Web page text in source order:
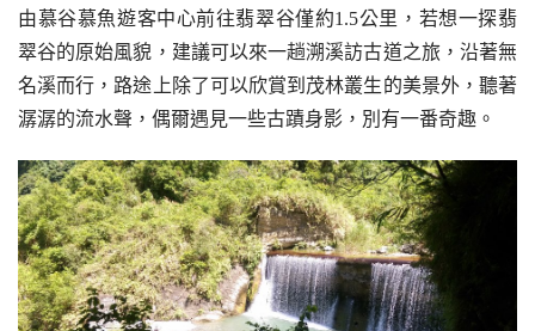
由慕谷慕魚遊客中心前往翡翠谷僅約1.5公里，若想一探翡
翠谷的原始風貌，建議可以來一趟溯溪訪古道之旅，沿著無
名溪而行，路途上除了可以欣賞到茂林叢生的美景外，聽著
潺潺的流水聲，偶爾遇見一些古蹟身影，別有一番奇趣。